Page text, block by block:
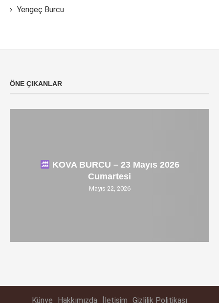
Yengeç Burcu
ÖNE ÇIKANLAR
KOVA BURCU – 23 Mayıs 2026
Cumartesi
Mayıs 22, 2026
Künye Hakkımızda İletişim Gizlilik Politikası